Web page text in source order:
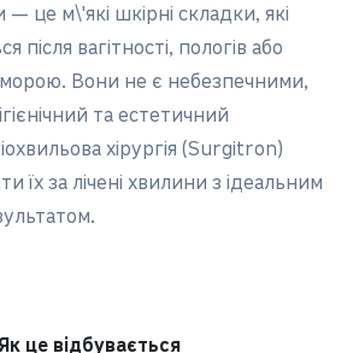
— це м\'які шкірні складки, які
після вагітності, пологів або
Вони не є небезпечними,
та естетичний
хірургія (Surgitron)
їх за лічені хвилини з ідеальним
Як це відбувається